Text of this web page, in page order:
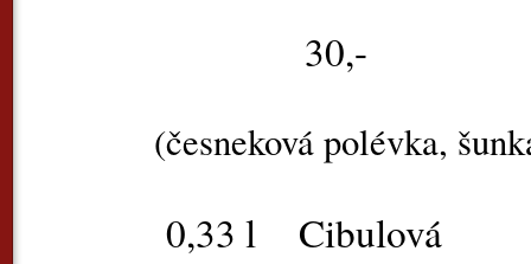
30,-
(česneková polévka,
0,33 l